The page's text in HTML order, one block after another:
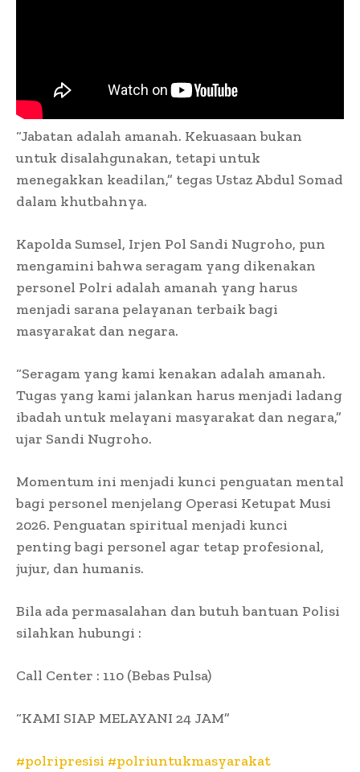
“Jabatan adalah amanah. Kekuasaan bukan
untuk disalahgunakan, tetapi untuk
menegakkan keadilan,” tegas Ustaz Abdul Somad
dalam khutbahnya.
Kapolda Sumsel, Irjen Pol Sandi Nugroho, pun
mengamini bahwa seragam yang dikenakan
personel Polri adalah amanah yang harus
menjadi sarana pelayanan terbaik bagi
masyarakat dan negara.
“Seragam yang kami kenakan adalah amanah.
Tugas yang kami jalankan harus menjadi ladang
ibadah untuk melayani masyarakat dan negara,”
ujar Sandi Nugroho.
Momentum ini menjadi kunci penguatan mental
bagi personel menjelang Operasi Ketupat Musi
2026. Penguatan spiritual menjadi kunci
penting bagi personel agar tetap profesional,
jujur, dan humanis.
Bila ada permasalahan dan butuh bantuan Polisi
silahkan hubungi :
Call Center : 110 (Bebas Pulsa)
“KAMI SIAP MELAYANI 24 JAM”
#polripresisi #polriuntukmasyarakat